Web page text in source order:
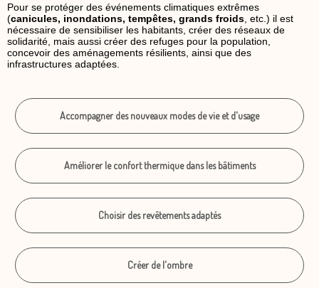
Pour se protéger des événements climatiques extrêmes
(canicules, inondations, tempêtes, grands froids , etc.) il est
nécessaire de sensibiliser les habitants, créer des réseaux de
solidarité, mais aussi créer des refuges pour la population,
concevoir des aménagements résilients, ainsi que des
infrastructures adaptées.
Accompagner des nouveaux modes de vie et d'usage
Améliorer le confort thermique dans les bâtiments
Choisir des revêtements adaptés
Créer de l'ombre